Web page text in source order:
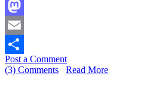
Facebook
Mastodon
Email
Share
Post a Comment
(3) Comments
Read More